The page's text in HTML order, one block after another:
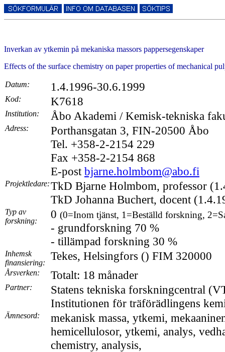
Inverkan av ytkemin på mekaniska massors pappersegenskaper
Effects of the surface chemistry on paper properties of mechanical
Datum: 1.4.1996-30.6.1999
Kod: K7618
Institution: Åbo Akademi / Kemisk-tekniska
Adress:
Porthansgatan 3, FIN-20500 Åbo
Tel. +358-2-2154 229
Fax +358-2-2154 868
E-post bjarne.holmbom@abo.fi
Projektledare:TkD Bjarne Holmbom, professor
TkD Johanna Buchert, docent
Typ av
forskning:
0 (0=Inom tjänst, 1=Beställd forskning,
- grundforskning 70 %
- tillämpad forskning 30 %
Inhemsk
finansiering:
Tekes, Helsingfors () FIM 320000
Årsverken: Totalt: 18 månader
Partner:
Statens tekniska forskningcentral
Institutionen för träförädlingens
Ämnesord:
mekanisk massa, ytkemi,
hemicellulosor, ytkemi, analys,
chemistry, analysis,